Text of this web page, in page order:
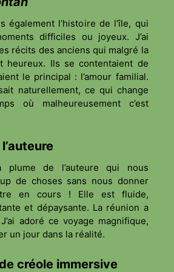
également l’histoire de l’île, qui
difficiles ou joyeux. J’ai
récits des anciens qui malgré la
heureux. Ils se contentaient de
le principal : l’amour familial.
naturellement, ce qui change
où malheureusement c’est
plume de l’auteure qui nous
de choses sans nous donner
en cours ! Elle est fluide,
et dépaysante. La réunion a
adoré ce voyage magnifique,
un jour dans la réalité.
créole immersive